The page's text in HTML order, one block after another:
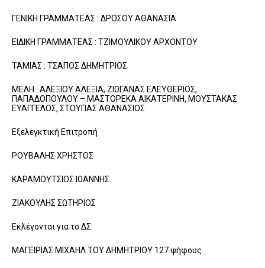
ΓΕΝΙΚΗ ΓΡΑΜΜΑΤΕΑΣ : ΔΡΟΣΟΥ ΑΘΑΝΑΣΙΑ
ΕΙΔΙΚΗ ΓΡΑΜΜΑΤΕΑΣ : ΤΖΙΜΟΥΛΙΚΟΥ ΑΡΧΟΝΤΟΥ
ΤΑΜΙΑΣ : ΤΣΑΠΟΣ ΔΗΜΗΤΡΙΟΣ
ΜΕΛΗ : ΑΛΕΞΙΟΥ ΑΛΕΞΙΑ, ΖΙΩΓΑΝΑΣ ΕΛΕΥΘΕΡΙΟΣ,
ΠΑΠΑΔΟΠΟΥΛΟΥ – ΜΑΣΤΟΡΕΚΑ ΑΙΚΑΤΕΡΙΝΗ, ΜΟΥΣΤΑΚΑΣ
ΕΥΑΓΓΕΛΟΣ, ΣΤΟΥΠΑΣ ΑΘΑΝΑΣΙΟΣ
Εξελεγκτική Επιτροπή
ΡΟΥΒΑΛΗΣ ΧΡΗΣΤΟΣ
ΚΑΡΑΜΟΥΤΣΙΟΣ ΙΩΑΝΝΗΣ
ΖΙΑΚΟΥΛΗΣ ΣΩΤΗΡΙΟΣ
Εκλέγονται για το ΔΣ:
ΜΑΓΕΙΡΙΑΣ ΜΙΧΑΗΛ ΤΟΥ ΔΗΜΗΤΡΙΟΥ 127 ψήφους